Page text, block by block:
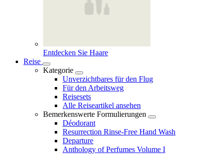
Entdecken Sie Haare
Reise
Kategorie
Unverzichtbares für den Flug
Für den Arbeitsweg
Reisesets
Alle Reiseartikel ansehen
Bemerkenswerte Formulierungen
Déodorant
Resurrection Rinse‑Free Hand Wash
Departure
Anthology of Perfumes Volume I